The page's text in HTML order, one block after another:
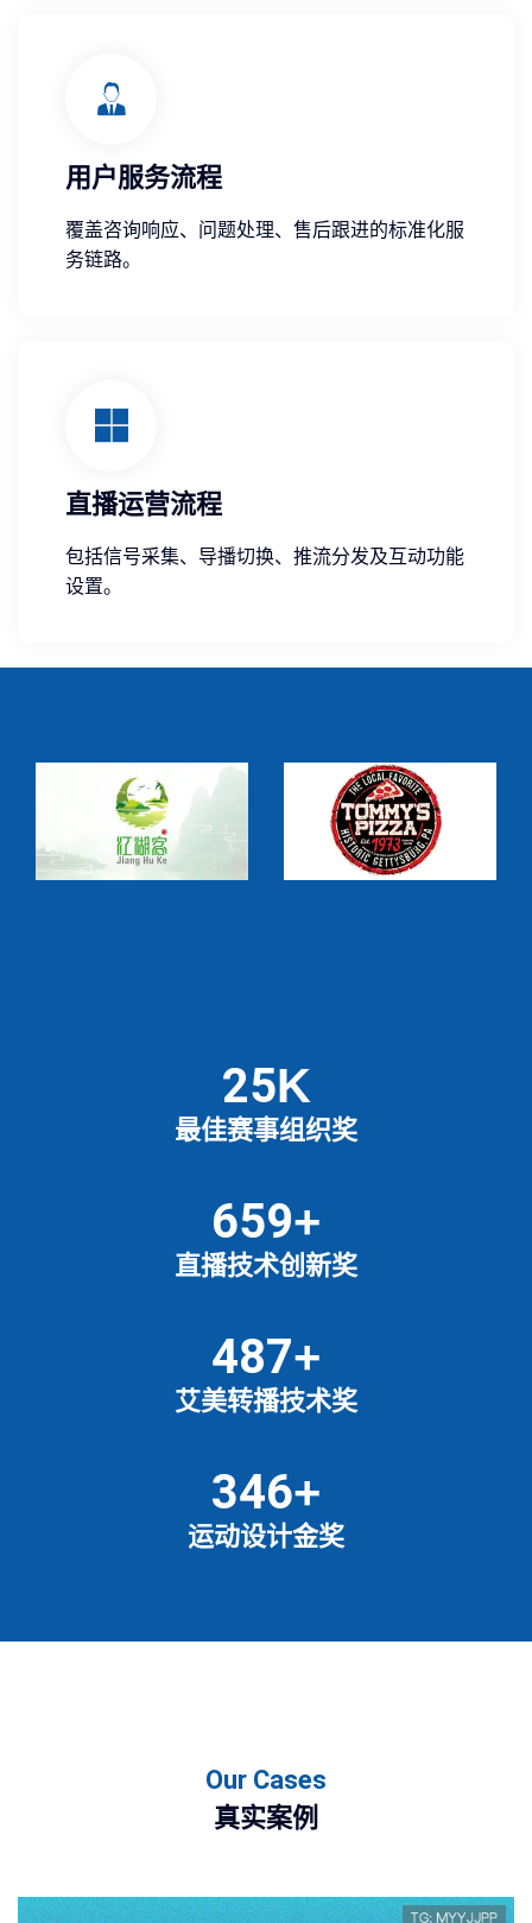
用户服务流程
覆盖咨询响应、问题处理、售后跟进的标准化服
务链路。
直播运营流程
包括信号采集、导播切换、推流分发及互动功能
设置。
25K
最佳赛事组织奖
659+
直播技术创新奖
487+
艾美转播技术奖
346+
运动设计金奖
Our Cases
真实案例